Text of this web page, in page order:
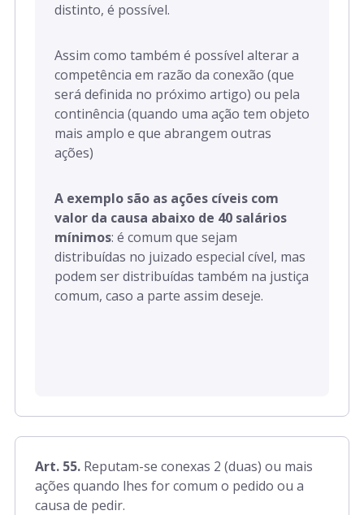
distinto, é possível.
Assim como também é possível alterar a
competência em razão da conexão (que
será definida no próximo artigo) ou pela
continência (quando uma ação tem objeto
mais amplo e que abrangem outras
ações)
A exemplo são as ações cíveis com
valor da causa abaixo de 40 salários
mínimos: é comum que sejam
distribuídas no juizado especial cível, mas
podem ser distribuídas também na justiça
comum, caso a parte assim deseje.
Art. 55. Reputam-se conexas 2 (duas) ou mais
ações quando lhes for comum o pedido ou a
causa de pedir.